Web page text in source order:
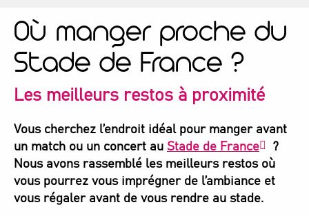
Où manger proche du
Stade de France ?
Les meilleurs restos à proximité
Vous cherchez l’endroit idéal pour manger avant
un match ou un concert au Stade de France
?
Nous avons rassemblé les meilleurs restos où
vous pourrez vous imprégner de l’ambiance et
vous régaler avant de vous rendre au stade.